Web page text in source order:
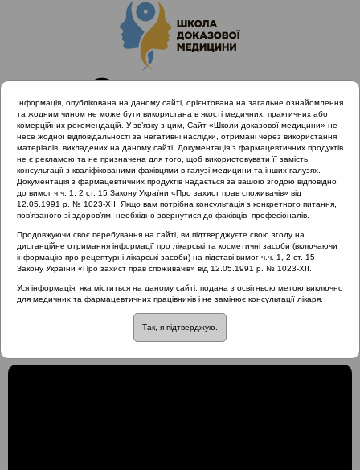
Головна
Проведені заходи
EPOS Congress 2020 | Тонзиліт
Місце йодовмісних препаратів в інфекційному контролі
Місце йодовмісних
препаратів в
інфекційному контролі
Інформація, опублікована на даному сайті, орієнтована на загальне ознайомлення
та жодним чином не може бути використана в якості медичних, практичних або
комерційних рекомендацій. У зв’язку з цим, Сайт «Школи доказової медицини» не
несе жодної відповідальності за негативні наслідки, отримані через використання
матеріалів, викладених на даному сайті. Документація з фармацевтичних продуктів
не є рекламою та не призначена для того, щоб використовувати її замість
консультації з кваліфікованими фахівцями в галузі медицини та інших галузях.
Документація з фармацевтичних продуктів надається за вашою згодою відповідно
до вимог ч.ч. 1, 2 ст. 15 Закону України «Про захист прав споживачів» від
12.05.1991 р. № 1023-XII. Якщо вам потрібна консультація з конкретного питання,
пов’язаного зі здоров’ям, необхідно звернутися до фахівців- професіоналів.
Продовжуючи своє перебування на сайті, ви підтверджуєте свою згоду на
дистанційне отримання інформації про лікарські та косметичні засоби (включаючи
інформацію про рецептурні лікарські засоби) на підставі вимог ч.ч. 1, 2 ст. 15
Закону України «Про захист прав споживачів» від 12.05.1991 р. № 1023-XII.
Уся інформація, яка міститься на даному сайті, подана з освітньою метою виключно
для медичних та фармацевтичних працівників і не замінює консультації лікаря.
Так, я підтверджую.